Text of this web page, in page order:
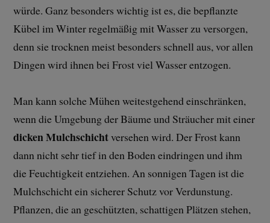
würde. Ganz besonders wichtig ist es, die bepflanzte
Kübel im Winter regelmäßig mit Wasser zu versorgen,
denn sie trocknen meist besonders schnell aus, vor allen
Dingen wird ihnen bei Frost viel Wasser entzogen.
Man kann solche Mühen weitestgehend einschränken,
wenn die Umgebung der Bäume und Sträucher mit einer
dicken Mulchschichtversehen wird. Der Frost kann
dann nicht sehr tief in den Boden eindringen und ihm
die Feuchtigkeit entziehen. An sonnigen Tagen ist die
Mulchschicht ein sicherer Schutz vor Verdunstung.
Pflanzen, die an geschützten, schattigen Plätzen stehen,